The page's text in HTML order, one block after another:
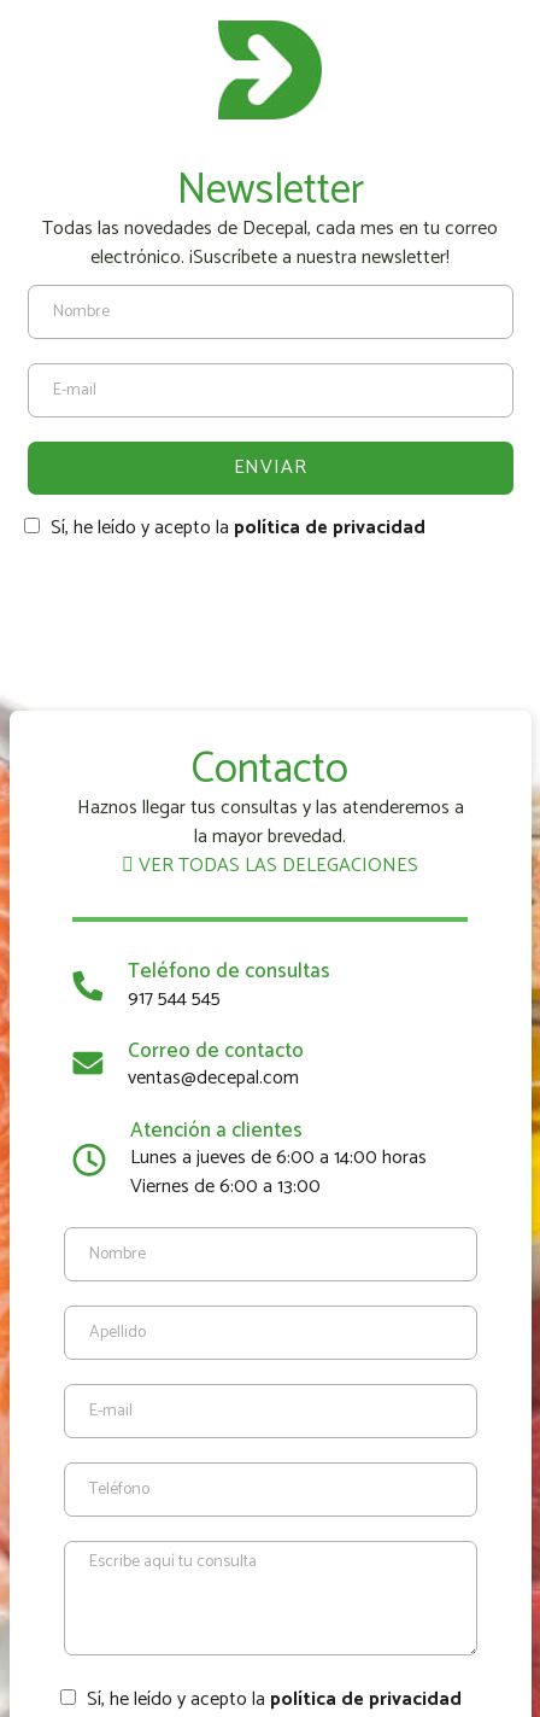
Newsletter
Todas las novedades de Decepal, cada mes en tu correo
electrónico. ¡Suscríbete a nuestra newsletter!
Sí, he leído y acepto la política de privacidad
Contacto
Haznos llegar tus consultas y las atenderemos a
la mayor brevedad.
VER TODAS LAS DELEGACIONES
Teléfono de consultas
917 544 545
Correo de contacto
ventas@decepal.com
Atención a clientes
Lunes a jueves de 6:00 a 14:00 horas
Viernes de 6:00 a 13:00
Sí, he leído y acepto la política de privacidad